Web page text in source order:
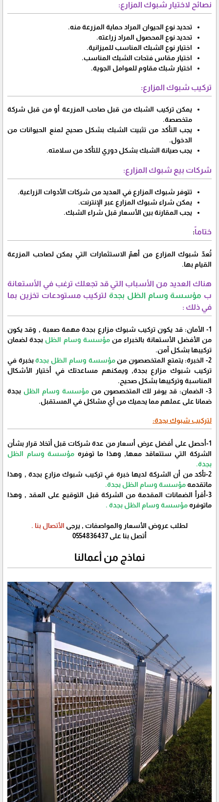
نصائح لاختيار شبوك المزارع:
تحديد نوع الحيوان المراد حماية المزرعة منه.
تحديد نوع المحصول المراد زراعته.
اختيار نوع الشبك المناسب للميزانية.
اختيار مقاس فتحات الشبك المناسب.
اختيار شبك مقاوم للعوامل الجوية.
تركيب شبوك المزارع:
يمكن تركيب الشبك من قبل صاحب المزرعة أو من قبل شركة
متخصصة.
يجب التأكد من تثبيت الشبك بشكل صحيح لمنع الحيوانات من
الدخول.
يجب صيانة الشبك بشكل دوري للتأكد من سلامته.
شركات بيع شبوك المزارع:
تتوفر شبوك المزارع في العديد من شركات الأدوات الزراعية.
يمكن شراء شبوك المزارع عبر الإنترنت.
يجب المقارنة بين الأسعار قبل شراء الشبك.
ختاماً:
تُعدّ شبوك المزارع من أهمّ الاستثمارات التي يمكن لصاحب المزرعة
القيام بها.
هناك العديد من الأسباب التي قد تجعلك ترغب في الأستعانة
ب مؤسسة وسام الظل بجدة لتركيب مستودعات تخزين بما
في ذلك :
1- الأمان: قد يكون تركيب شبوك مزارع بجدة مهمة صعبة , وقد يكون
من الأفضل الأستعانة بالخبراء منمؤسسة وسام الظل بجدة لضمان
تركيبها بشكل آمن.
2- الخبرة: يتمتع المتخصصون من
مؤسسة وسام الظل بجدةبخبرة في
تركيب شبوك مزارع بجدة, ويمكنهم مساعدتك في أختيار الأشكال
المناسبة وتركيبها بشكل صحيح.
3- الضمان: قد يوفر لك المتخصصون من
مؤسسة وسام الظل بجدة
ضمانا على عملهم مما يحميك من أي مشاكل في المستقبل.
لتركيب شبوك بجدة:
1-أحصل على أفضل عرض أسعار من عدة شركات قبل أتخاذ قرار بشأن
الشركة التي ستتعاقد معها, وهذا ما توفره مؤسسة وسام الظل
بجدة.
2-تأكد من أن الشركة لديها خبرة في تركيب شبوك مزارع بجدة , وهذا
ماتقدمهمؤسسة وسام الظل بجدة.
3-أقرأ الضمانات المقدمة من الشركة قبل التوقيع على العقد , وهذا
ماتوفرهمؤسسة وسام الظل بجدة .
لطلب عروض الأسعار والمواصفات , يرجى الأتصال بنا .
أتصل بنا على 0554836437
نماذج من أعمالنا